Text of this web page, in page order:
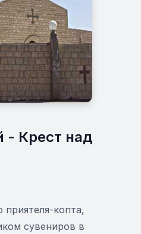
- Крест над
приятеля-копта,
сувениров в